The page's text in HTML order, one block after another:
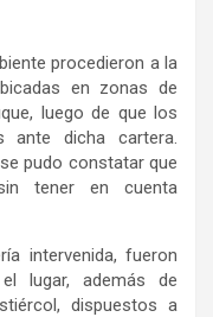
procedieron a la
en zonas de
luego de que los
ante dicha cartera.
pudo constatar que
tener en cuenta
intervenida, fueron
lugar, además de
dispuestos a